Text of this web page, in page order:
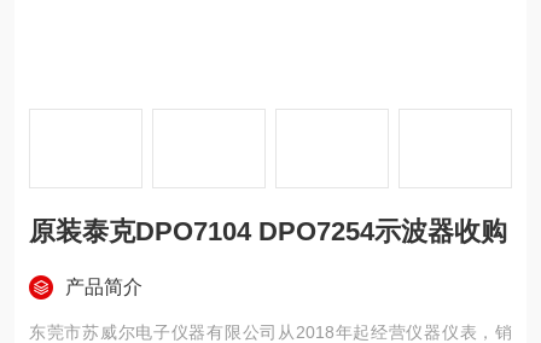
原装泰克DPO7104 DPO7254示波器收购
产品简介
东莞市苏威尔电子仪器有限公司从2018年起经营仪器仪表，销